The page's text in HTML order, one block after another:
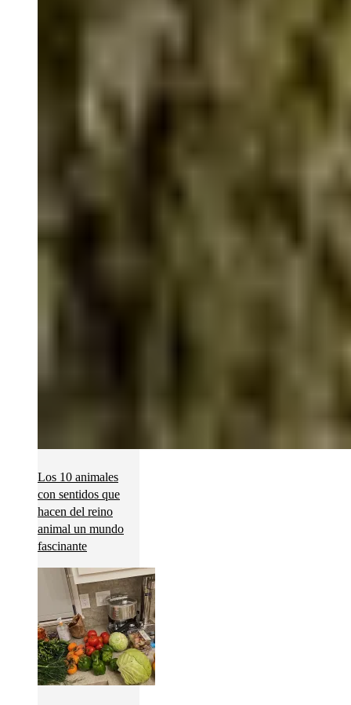
Los 10 animales
con sentidos que
hacen del reino
animal un mundo
fascinante